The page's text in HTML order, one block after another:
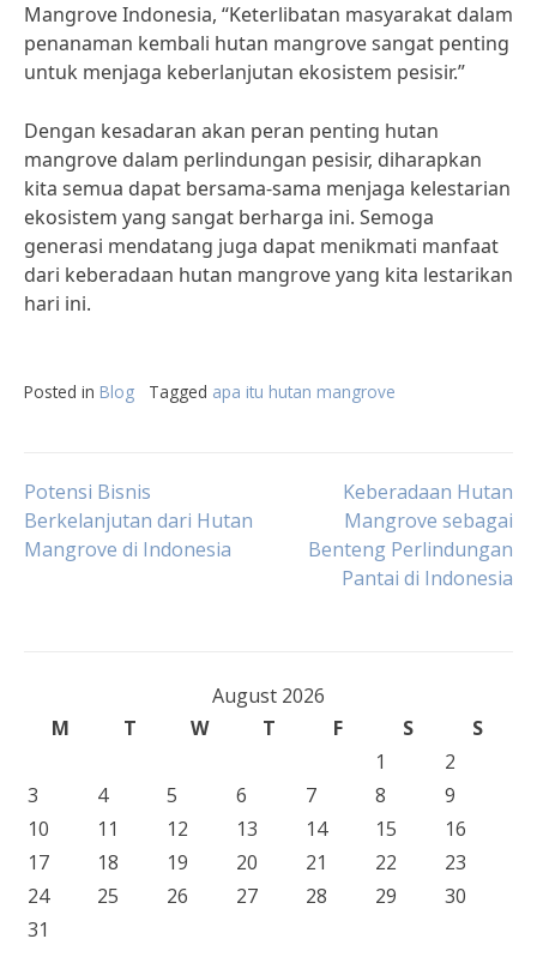
Mangrove Indonesia, “Keterlibatan masyarakat dalam
penanaman kembali hutan mangrove sangat penting
untuk menjaga keberlanjutan ekosistem pesisir.”
Dengan kesadaran akan peran penting hutan
mangrove dalam perlindungan pesisir, diharapkan
kita semua dapat bersama-sama menjaga kelestarian
ekosistem yang sangat berharga ini. Semoga
generasi mendatang juga dapat menikmati manfaat
dari keberadaan hutan mangrove yang kita lestarikan
hari ini.
Posted in Blog Tagged apa itu hutan mangrove
Post
navigation
Potensi Bisnis
Berkelanjutan dari Hutan
Mangrove di Indonesia
Keberadaan Hutan
Mangrove sebagai
Benteng Perlindungan
Pantai di Indonesia
August 2026
M
T W T F S
S
1
2
3
4 5 6 7 8
9
10
11 12 13 14 15
16
17
18 19 20 21 22
23
24
25 26 27 28 29
30
31